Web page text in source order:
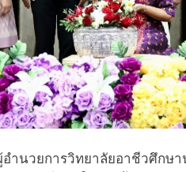
ำนวยการวิทยาลัยอาชีวศึกษ